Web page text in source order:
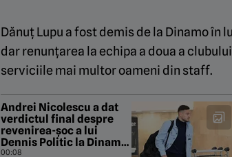
Dănuț Lupu a fost demis de la Dinamo în
dar renunțarea la echipa a doua a
serviciile mai multor oameni din staff.
Andrei Nicolescu a dat
verdictul final despre
revenirea-șoc a lui
Dennis Politic la Dinamo:
„Asta vrem noi!”
00:08